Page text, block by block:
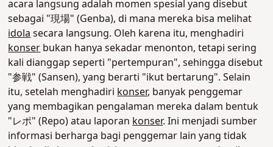
acara langsung adalah momen spesial yang disebut
sebagai "現場" (Genba), di mana mereka bisa melihat
idolasecara langsung. Oleh karena itu, menghadiri
konserbukan hanya sekadar menonton, tetapi sering
kali dianggap seperti "pertempuran", sehingga disebut
"参戦" (Sansen), yang berarti "ikut bertarung".Selain
itu, setelah menghadirikonser, banyak penggemar
yang membagikan pengalaman mereka dalam bentuk
"レポ" (Repo) atau laporankonser. Ini menjadi sumber
informasi berharga bagi penggemar lain yang tidak